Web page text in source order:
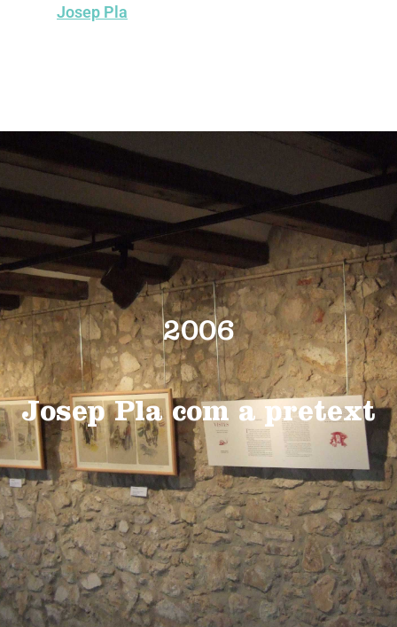
Josep Pla
2006
Josep Pla com a pretext